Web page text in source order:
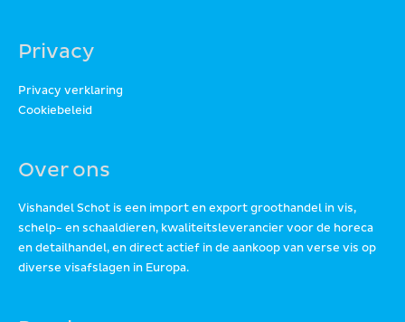
Privacy
Privacy verklaring
Cookiebeleid
Over ons
Vishandel Schot is een import en export groothandel in vis,
schelp- en schaaldieren, kwaliteitsleverancier voor de horeca
en detailhandel, en direct actief in de aankoop van verse vis op
diverse visafslagen in Europa.